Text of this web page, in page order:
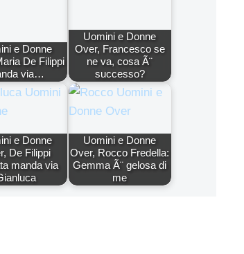
e Donne
De Filippi
via…
Uomini e Donne
Over, Francesco se
ne va, cosa Ã¨
successo?
e Donne
De Filippi
manda via
Uomini e Donne
Over, Rocco Fredella:
Gemma Ã¨ gelosa di
me